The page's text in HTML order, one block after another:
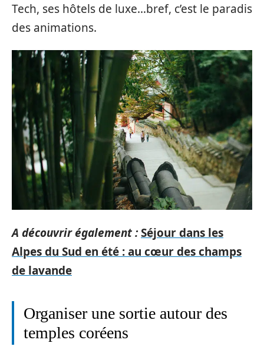
Tech, ses hôtels de luxe…bref, c’est le paradis
des animations.
A découvrir également :Séjour dans les
Alpes du Sud en été : au cœur des champs
de lavande
Organiser une sortie autour des
temples coréens